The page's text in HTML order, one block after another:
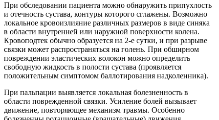
При обследовании пациента можно обнаружить припухлость
и отечность сустава, контуры которого сглажены. Возможно
локальное кровоизлияние различных размеров в виде синяка
в области внутренней или наружной поверхности колена.
Кровоподтек обычно образуется на 2-е сутки, и при разрыве
связки может распространяться на голень. При обширном
повреждении эластических волокон можно определить
свободную жидкость в полости сустава (проявляется
положительным симптомом баллотирования надколенника).
При пальпации выявляется локальная болезненность в
области поврежденной связки. Усиление болей вызывает
движение, повторяющее механизм травмы. Особенно